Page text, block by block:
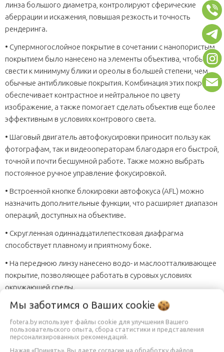
линза большого диаметра, контролируют сферические
аберрации и искажения, повышая резкость и точность
рендеринга.
• Супермногослойное покрытие в сочетании с нанопористым
покрытием было нанесено на элементы объектива, чтобы
свести к минимуму блики и ореолы в большей степени, чем
обычные антибликовые покрытия. Комбинация этих покрытий
обеспечивает контрастное и нейтральное по цвету
изображение, а также помогает сделать объектив еще более
эффективным в условиях контрового света.
• Шаговый двигатель автофокусировки приносит пользу как
фотографам, так и видеооператорам благодаря его быстрой,
точной и почти бесшумной работе. Также можно выбрать
постоянное ручное управление фокусировкой.
• Встроенной кнопке блокировки автофокуса (AFL) можно
назначить дополнительные функции, что расширяет диапазон
операций, доступных на объективе.
• Скругленная одиннадцатилепестковая диафрагма
способствует плавному и приятному боке.
• На переднюю линзу нанесено водо- и маслоотталкивающее
покрытие, позволяющее работать в суровых условиях
окружающей среды.
• Входящий в комплект задний держатель фильтра оснащен
замком для предотвращения падения для крепления и
фиксации гелевых фильтров вдоль крепления объектива.
• Погодостойкая конструкция с латунным байонетом,
Мы заботимся о Ваших cookie
fotera.by использует файлы cookie для улучшения Вашего
пользовательского опыта, сбора статистики и представления
персонализированных рекомендаций.
Нажав «Принять», Вы даете согласие на обработку файлов